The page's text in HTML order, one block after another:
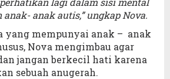
anak autis,” ungkap Nova.
yang mempunyai anak – anak
Nova mengimbau agar
jangan berkecil hati karena
sebuah anugerah.